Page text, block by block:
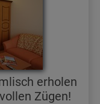
erholen
Zügen!